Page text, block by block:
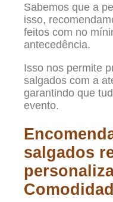
Sabemos que a
isso,
feitos com no
antecedência.
Isso nos permite
salgados com a
garantindo que
evento.
salgados